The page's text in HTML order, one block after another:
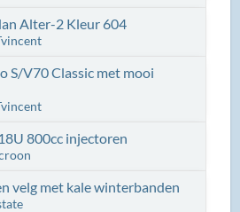
Alter-2 Kleur 604
S/V70 Classic met mooi
800cc injectoren
velg met kale winterbanden